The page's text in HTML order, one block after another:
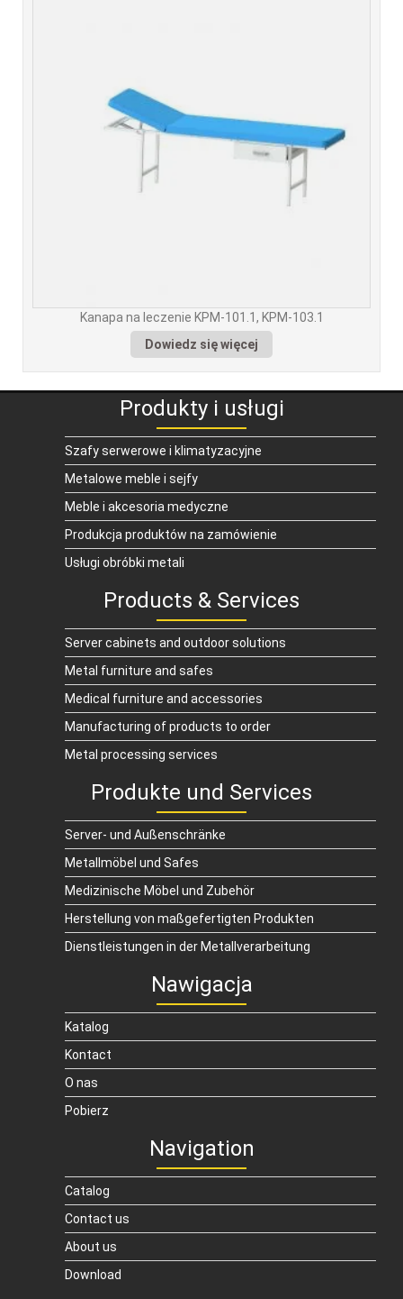
Kanapa na leczenie KPM-101.1, KPM-103.1
Dowiedz się więcej
Produkty i usługi
Szafy serwerowe i klimatyzacyjne
Metalowe meble i sejfy
Meble i akcesoria medyczne
Produkcja produktów na zamówienie
Usługi obróbki metali
Products & Services
Server cabinets and outdoor solutions
Metal furniture and safes
Medical furniture and accessories
Manufacturing of products to order
Metal processing services
Produkte und Services
Server- und Außenschränke
Metallmöbel und Safes
Medizinische Möbel und Zubehör
Herstellung von maßgefertigten Produkten
Dienstleistungen in der Metallverarbeitung
Nawigacja
Katalog
Kontact
O nas
Pobierz
Navigation
Catalog
Contact us
About us
Download